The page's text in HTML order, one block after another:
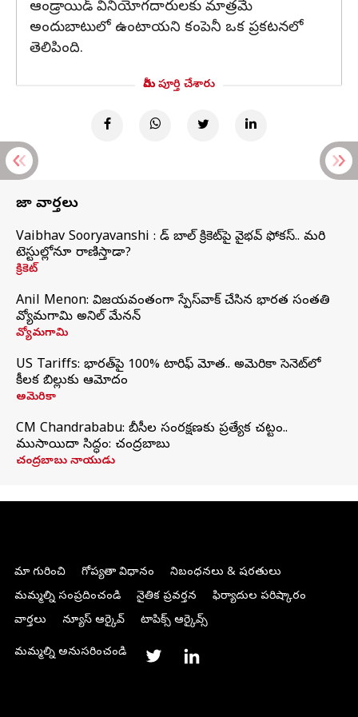
ఆండ్రాయిడ్ వినియోగదారులకు మాత్రమే
అందుబాటులో ఉంటాయని కంపెనీ ఒక ప్రకటనలో
తెలిపింది.
మీరు పూర్తి చేశారు
తాజా వార్తలు
Vaibhav Sooryavanshi : రెడ్ బాల్ క్రికెట్‌పై వైభవ్ ఫోకస్.. మరి
టెస్టుల్లోనూ రాణిస్తాడా?
క్రికెట్
Anil Menon: విజయవంతంగా స్పేస్‌వాక్‌ చేసిన భారత సంతతి
వ్యోమగామి అనిల్‌ మేనన్
వ్యోమగామి
US Tariffs: భారత్‌పై 100% టారిఫ్‌ మోత.. అమెరికా సెనెట్‌లో
కీలక బిల్లుకు ఆమోదం
అమెరికా
CM Chandrababu: బీసీల సంరక్షణకు ప్రత్యేక చట్టం..
ముసాయిదా సిద్ధం: చంద్రబాబు
చంద్రబాబు నాయుడు
మా గురించి గోప్యతా విధానం
నిబంధనలు & షరతులు
మమ్మల్ని సంప్రదించండి
నైతిక ప్రవర్తన
ఫిర్యాదుల పరిష్కారం
వార్తలు
న్యూస్ ఆర్కైవ్ టాపిక్స్ ఆర్కైవ్స్
మమ్మల్ని అనుసరించండి